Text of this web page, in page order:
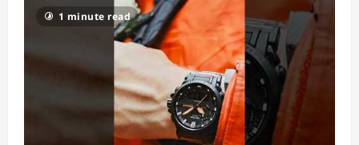
1 minute read